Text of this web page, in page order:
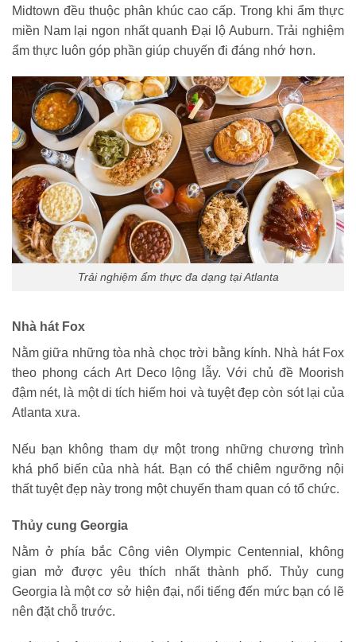
Midtown đều thuộc phân khúc cao cấp. Trong khi ẩm thực
miền Nam lại ngon nhất quanh Đại lộ Auburn. Trải nghiệm
ẩm thực luôn góp phần giúp chuyến đi đáng nhớ hơn.
Trải nghiệm ẩm thực đa dạng tại Atlanta
Nhà hát Fox
Nằm giữa những tòa nhà chọc trời bằng kính. Nhà hát Fox
theo phong cách Art Deco lộng lẫy. Với chủ đề Moorish
đậm nét, là một di tích hiếm hoi và tuyệt đẹp còn sót lại của
Atlanta xưa.
Nếu bạn không tham dự một trong những chương trình
khá phổ biến của nhà hát. Bạn có thể chiêm ngưỡng nội
thất tuyệt đẹp này trong một chuyến tham quan có tổ chức.
Thủy cung Georgia
Nằm ở phía bắc Công viên Olympic Centennial, không
gian mở được yêu thích nhất thành phố. Thủy cung
Georgia là một cơ sở hiện đại, nổi tiếng đến mức bạn có lẽ
nên đặt chỗ trước.